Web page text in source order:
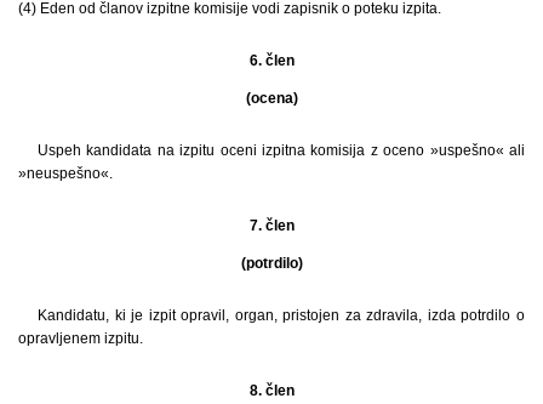
(4) Eden od članov izpitne komisije vodi zapisnik o poteku izpita.
6. člen
(ocena)
Uspeh kandidata na izpitu oceni izpitna komisija z oceno »uspešno« ali
»neuspešno«.
7. člen
(potrdilo)
Kandidatu, ki je izpit opravil, organ, pristojen za zdravila, izda potrdilo o
opravljenem izpitu.
8. člen